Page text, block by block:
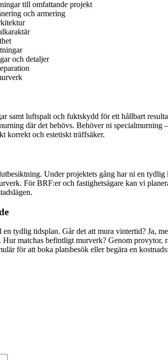
till omfattande projekt
och armering
och detaljer
samt luftspalt och fuktskydd för ett hållbart
där det behövs. Behöver ni specialmurning
korrekt och estetiskt träffsäker.
Under projektets gång har ni en
För BRF:er och fastighetsägare kan vi
tydlig tidsplan. Går det att mura vintertid? Ja,
matchas befintligt murverk? Genom
för att boka platsbesök eller begära en